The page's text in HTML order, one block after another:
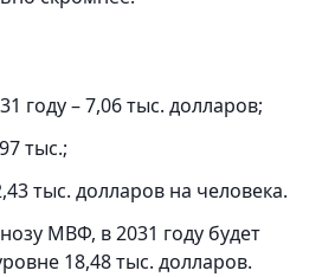
году – 7,06 тыс. долларов;
тыс.;
тыс. долларов на человека.
МВФ, в 2031 году будет
18,48 тыс. долларов.